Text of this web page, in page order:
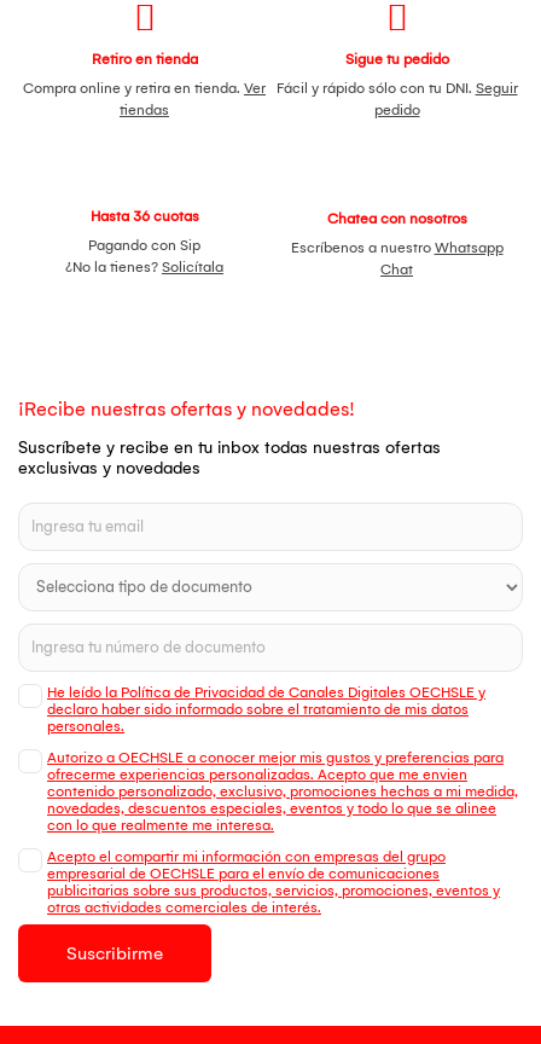
Retiro en tienda
Compra online y retira en tienda. Ver
tiendas
Sigue tu pedido
Fácil y rápido sólo con tu DNI. Seguir
pedido
Hasta 36 cuotas
Pagando con Sip
¿No la tienes? Solicítala
Chatea con nosotros
Escríbenos a nuestro Whatsapp
Chat
¡Recibe nuestras ofertas y novedades!
Suscríbete y recibe en tu inbox todas nuestras ofertas
exclusivas y novedades
He leído la Política de Privacidad de Canales Digitales OECHSLE y
declaro haber sido informado sobre el tratamiento de mis datos
personales.
Autorizo a OECHSLE a conocer mejor mis gustos y preferencias para
ofrecerme experiencias personalizadas. Acepto que me envien
contenido personalizado, exclusivo, promociones hechas a mi medida,
novedades, descuentos especiales, eventos y todo lo que se alinee
con lo que realmente me interesa.
Acepto el compartir mi información con empresas del grupo
empresarial de OECHSLE para el envío de comunicaciones
publicitarias sobre sus productos, servicios, promociones, eventos y
otras actividades comerciales de interés.
Suscribirme